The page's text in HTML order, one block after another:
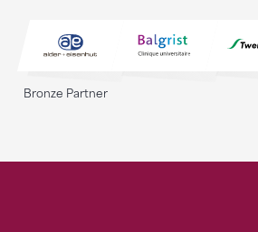
Bronze Partner